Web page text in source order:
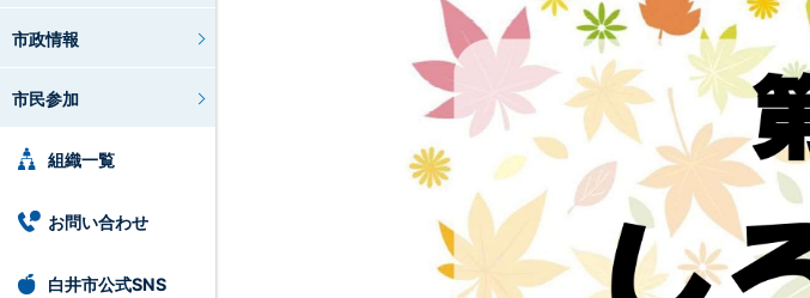
市政情報
市民参加
組織一覧
お問い合わせ
白井市公式SNS